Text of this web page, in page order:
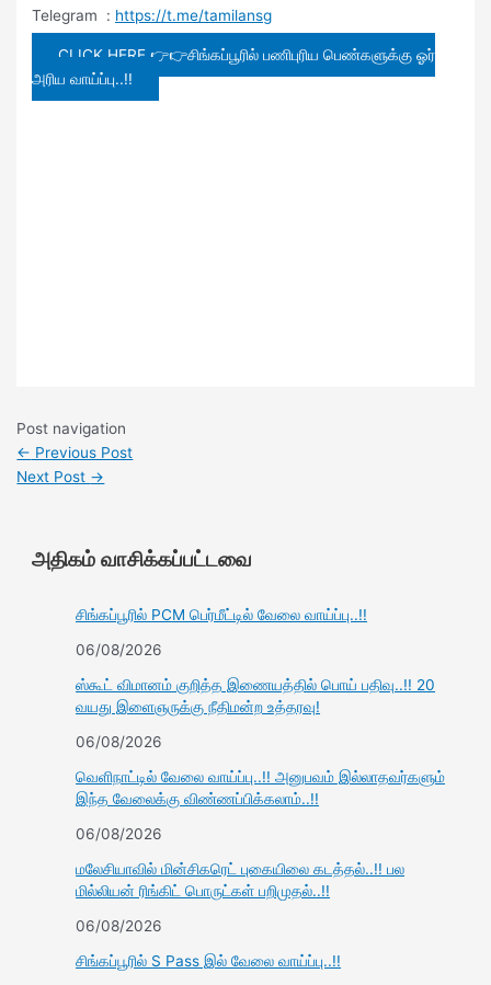
Telegram : https://t.me/tamilansg
CLICK HERE 👉👉சிங்கப்பூரில் பணிபுரிய பெண்களுக்கு ஓர்
அரிய வாய்ப்பு..!!
Post navigation
← Previous Post
Next Post →
அதிகம் வாசிக்கப்பட்டவை
சிங்கப்பூரில் PCM பெர்மீட்டில் வேலை வாய்ப்பு..!!
06/08/2026
ஸ்கூட் விமானம் குறித்த இணையத்தில் பொய் பதிவு..!! 20
வயது இளைஞருக்கு நீதிமன்ற உத்தரவு!
06/08/2026
வெளிநாட்டில் வேலை வாய்ப்பு..!! அனுபவம் இல்லாதவர்களும்
இந்த வேலைக்கு விண்ணப்பிக்கலாம்..!!
06/08/2026
மலேசியாவில் மின்சிகரெட் புகையிலை கடத்தல்..!! பல
மில்லியன் ரிங்கிட் பொருட்கள் பறிமுதல்..!!
06/08/2026
சிங்கப்பூரில் S Pass இல் வேலை வாய்ப்பு..!!